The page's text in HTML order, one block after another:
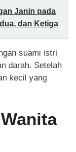
Janin pada
dan Ketiga
suami istri
darah. Setelah
kecil yang